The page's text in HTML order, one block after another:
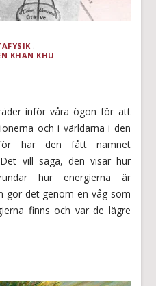
KHAN KHU
inför våra ögon för att
och i världarna i den
har den fått namnet
Det vill säga, den visar hur
hur energierna är
gör det genom en våg som
finns och var de lägre